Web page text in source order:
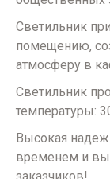
Светильник
помещению,
атмосферу в
Светильник
температуры:
Высокая
временем и